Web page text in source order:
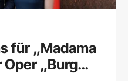
für „Madama
„Burg